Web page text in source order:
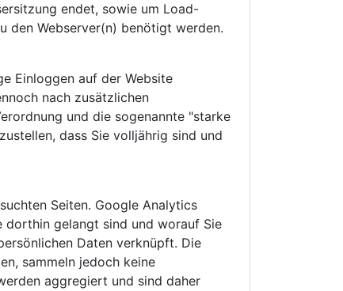
endet, sowie um Load-
den Webserver(n) benötigt werden.
Einloggen auf der Website
nach zusätzlichen
und die sogenannte "starke
dass Sie volljährig sind und
Seiten. Google Analytics
dorthin gelangt sind und worauf Sie
Daten verknüpft. Die
sammeln jedoch keine
aggregiert und sind daher